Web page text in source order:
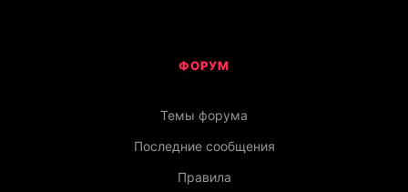
ФОРУМ
Темы форума
Последние сообщения
Правила